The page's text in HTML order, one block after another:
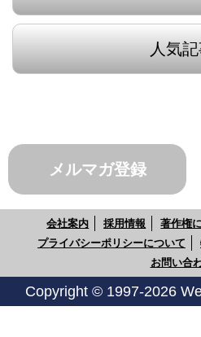
人気
メルマガ登録
会社案内 採用情報 著作権
プライバシーポリシーについて
お問い合
Copyright © 1997-2026